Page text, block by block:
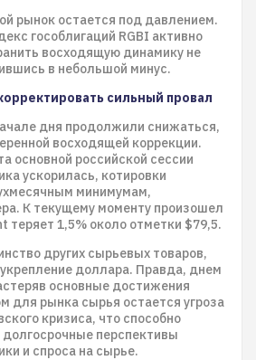
рынок остается под давлением.
гособлигаций RGBI активно
восходящую динамику не
в небольшой минус.
сильный провал
дня продолжили снижаться,
восходящей коррекции.
основной российской сессии
ускорилась, котировки
минимумам,
К текущему моменту произошел
теряет 1,5% около отметки $79,5.
других сырьевых товаров,
доллара. Правда, днем
основные достижения
для рынка сырья остается угроза
кризиса, что способно
перспективы
и спроса на сырье.